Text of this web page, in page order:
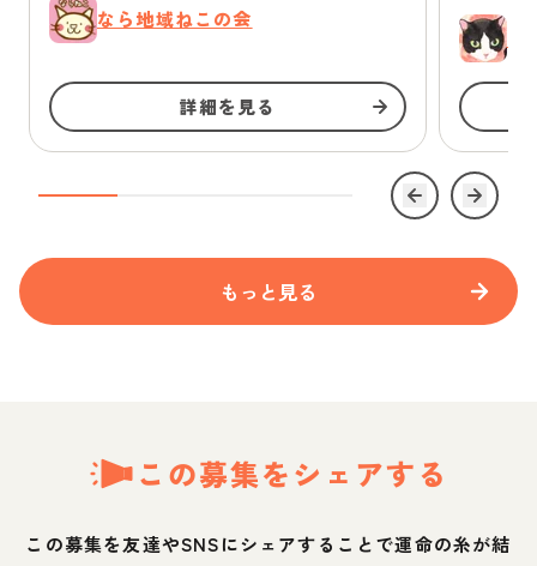
なら地域ねこの会
詳細を見る
ゆ
もっと見る
この募集をシェアする
この募集を友達やSNSにシェアすることで運命の糸が結